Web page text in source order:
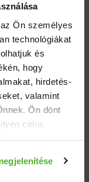
Ön személyes
technológiákat
és
hogy
hirdetés-
valamint
Ön dönt
célra.